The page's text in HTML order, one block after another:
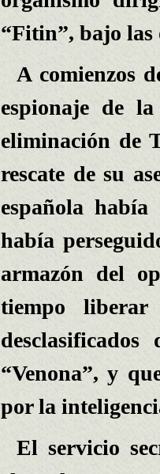
“Fitin”, bajo
A comienzos
espionaje de
eliminación de
rescate de su
española
había
armazón del
tiempo liberar
“Venona”, y
por la
El servicio